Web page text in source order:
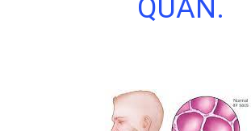
QUẢN.